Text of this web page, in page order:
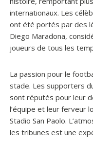
internationaux. Les
ont été portés par des
Diego Maradona,
joueurs de tous les
La passion pour le
stade. Les supporters
sont réputés pour leur
l’équipe et leur ferveur
Stadio San Paolo.
les tribunes est une